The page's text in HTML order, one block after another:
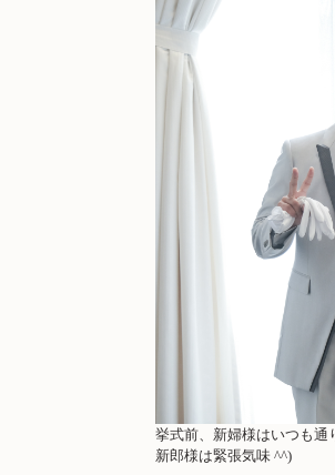
挙式前、新婦様はいつも通
新郎様は緊張気味 ^^)